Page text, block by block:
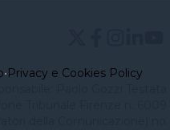
•Privacy e Cookies Policy